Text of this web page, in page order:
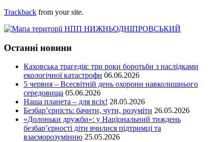
Trackback from your site.
Останні новини
Каховська трагедія: три роки боротьби з наслідками
екологічної катастрофи 06.06.2026
5 червня – Всесвітній день охорони навколишнього
середовища 05.06.2026
Наша планета – для всіх! 28.05.2026
Безбар’єрність: бачити, чути, розуміти 26.05.2026
«Долоньки дружби»: у Національний тиждень
безбар’єрності діти вчилися підтримці та
взаєморозумінню 25.05.2026